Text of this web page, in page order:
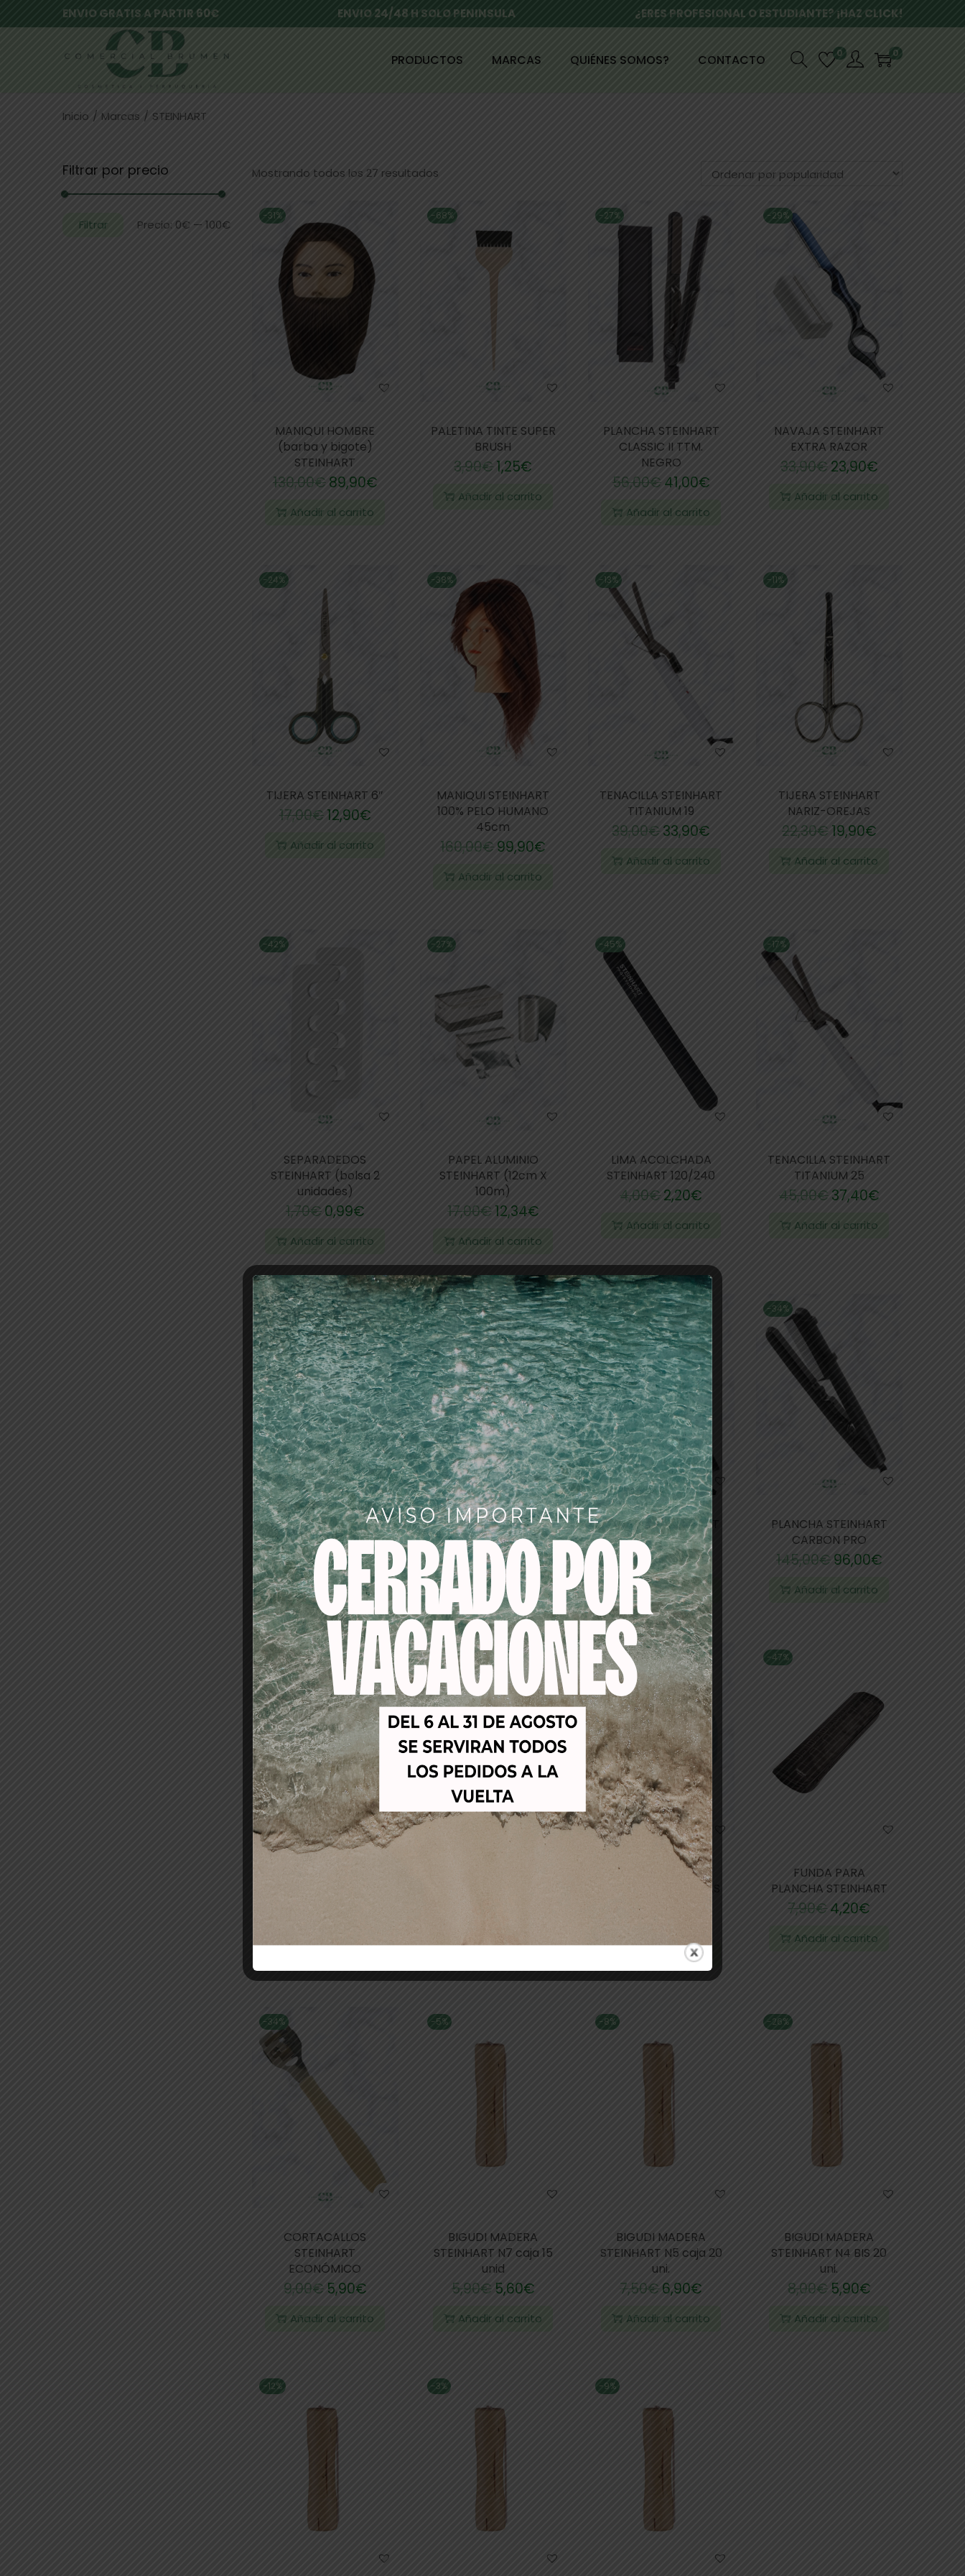
ENVIO GRATIS A PARTIR 60€ ENVIO 24/48 H SOLO PENINSULA ¿ERES PROFESIONAL O ESTUDIANTE? ¡HAZ CLICK!
PRODUCTOS MARCAS QUIÉNES SOMOS? CONTACTO 0 0
Inicio / Marcas / STEINHART
Mostrando todos los 27 resultados
-31%
MANIQUI HOMBRE
(barba y bigote)
STEINHART
130,00€89,90€
Añadir al carrito
-68%
PALETINA TINTE SUPER
BRUSH
3,90€1,25€
Añadir al carrito
-27%
PLANCHA STEINHART
CLASSIC II TTM.
NEGRO
56,00€41,00€
Añadir al carrito
-29%
NAVAJA STEINHART
EXTRA RAZOR
33,90€23,90€
Añadir al carrito
-24%
TIJERA STEINHART 6″
17,00€12,90€
Añadir al carrito
-38%
MANIQUI STEINHART
100% PELO HUMANO
45cm
160,00€99,90€
Añadir al carrito
-13%
TENACILLA STEINHART
TITANIUM 19
39,00€33,90€
Añadir al carrito
-11%
TIJERA STEINHART
NARIZ-OREJAS
22,30€19,90€
Añadir al carrito
-42%
SEPARADEDOS
STEINHART (bolsa 2
unidades)
1,70€0,99€
Añadir al carrito
-27%
PAPEL ALUMINIO
STEINHART (12cm X
100m)
17,00€12,34€
Añadir al carrito
-45%
LIMA ACOLCHADA
STEINHART 120/240
4,00€2,20€
Añadir al carrito
-17%
TENACILLA STEINHART
TITANIUM 25
45,00€37,40€
Añadir al carrito
-50%
TIJERA STEINHART
5,5″
22,00€ 10,90€
Añadir al carrito
-27%
TENACILLA STEINHART
TITANIUM 16
48,00 € 34,90 €
Añadir al carrito
-20%
PLANCHA STEINHART
TITANIUM
61,00 €48,90€
Añadir al carrito
-34%
PLANCHA STEINHART
CARBON PRO
145,00€96,00€
Añadir al carrito
-15%
2,50
Añadir al carrito
-11%
STEINHART (100 unid)
40,00
-18%
FUNDA STEINHART
PROTECTORA GAFAS
9,65
Añadir al carrito
-47%
FUNDA PARA
PLANCHA STEINHART
7,90€4,20€
Añadir al carrito
-34%
CORTACALLOS
STEINHART
ECONÓMICO
9,00€ 5,90€
Añadir al carrito
-5%
BIGUDI MADERA
STEINHART N7 caja 15
unid
5,90€ 5,60€
Añadir al carrito
-8%
BIGUDI MADERA
STEINHART N5 caja 20
uni.
7,50€6,90€
Añadir al carrito
-26%
BIGUDI MADERA
STEINHART N4 BIS 20
uni.
8,00€ 5,90€
Añadir al carrito
-12% -3% -9%
Filtrar por precio
Filtrar Precio: 0€ — 100€